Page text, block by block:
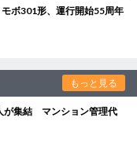
ボ301形、運行開始55周年
もっと見る
が集結 マンション管理代